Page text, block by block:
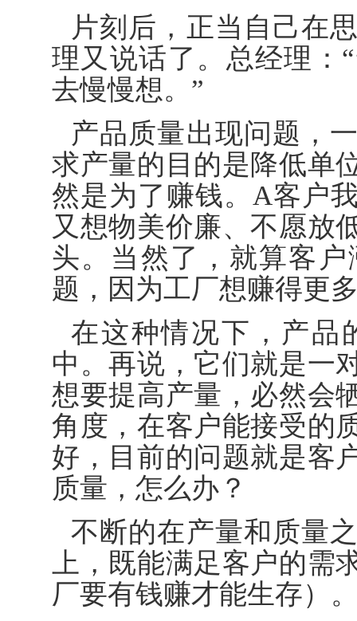
片刻后，正当自己在
理又说话了。总经理：
去慢慢想。”
产品质量出现问题，
求产量的目的是降低单
然是为了赚钱。A客户
又想物美价廉、不愿放
头。当然了，就算客
题，因为工厂想赚得更
在这种情况下，产品
中。再说，它们就是一
想要提高产量，必然会
角度，在客户能接受的
好，目前的问题就是客
质量，怎么办？
不断的在产量和质量
上，既能满足客户的需
厂要有钱赚才能生存）